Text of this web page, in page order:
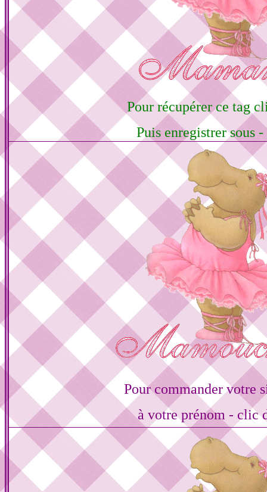
Pour récupérer ce tag
Puis enregistrer sous
Pour commander votre
à votre prénom - clic